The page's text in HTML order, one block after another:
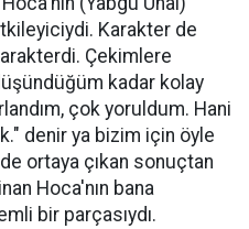
Karakter de
Çekimlere
kadar kolay
çok yoruldum. Hani
denir ya bizim için öyle
ortaya çıkan sonuçtan
Hoca'nın bana
bir parçasıydı.